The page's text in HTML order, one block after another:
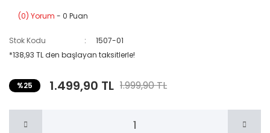
(0) Yorum - 0 Puan
Stok Kodu
1507-01
*138,93 TL den başlayan taksitlerle!
%25 1.499,90 TL 1.999,90 TL